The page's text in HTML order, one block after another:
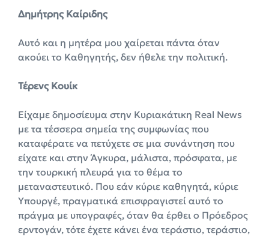
Δημήτρης Καίριδης
Αυτό και η μητέρα μου χαίρεται πάντα όταν
ακούει το Καθηγητής, δεν ήθελε την πολιτική.
Τέρενς Κουίκ
Είχαμε δημοσίευμα στην Κυριακάτικη Real News
με τα τέσσερα σημεία της συμφωνίας που
καταφέρατε να πετύχετε σε μια συνάντηση που
είχατε και στην Άγκυρα, μάλιστα, πρόσφατα, με
την τουρκική πλευρά για το θέμα το
μεταναστευτικό. Που εάν κύριε καθηγητά, κύριε
Υπουργέ, πραγματικά επισφραγιστεί αυτό το
πράγμα με υπογραφές, όταν θα έρθει ο Πρόεδρος
ερντογάν, τότε έχετε κάνει ένα τεράστιο, τεράστιο,